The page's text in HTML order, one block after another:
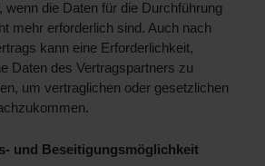
wenn die Daten für die Durchführung
mehr erforderlich sind. Auch nach
kann eine Erforderlichkeit,
Daten des Vertragspartners zu
um vertraglichen oder gesetzlichen
und Beseitigungsmöglichkeit